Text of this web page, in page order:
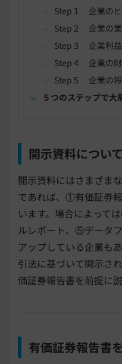
Step１ 企業のビ
Step２ 企業の業
Step３ 企業利益
Step４ 企業の財
Step５ 企業の将
５つのステップで大
開示資料について
開示資料にはさまざま
であれば、①有価証券
います。場合によって
ルレポート、⑤データ
アップしている企業も
引法に基づいて開示さ
価証券報告書を前提に説
有価証券報告書